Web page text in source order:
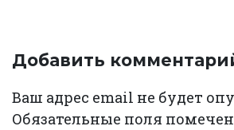
Добавить
Ваш адрес email не будет
Обязательные поля